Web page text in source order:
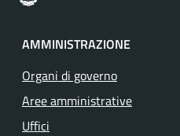
AMMINISTRAZIONE
Organi di governo
Aree amministrative
Uffici